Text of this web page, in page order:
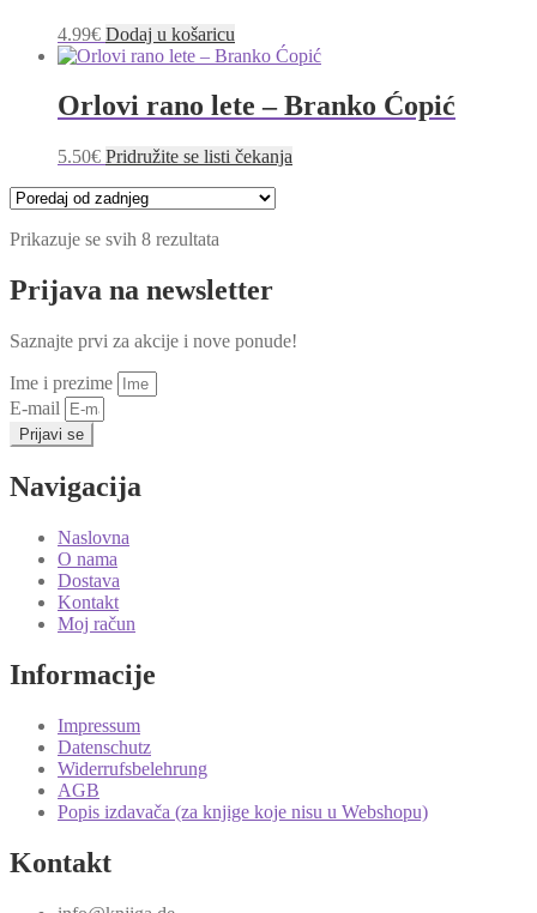
4.99€ Dodaj u košaricu
Orlovi rano lete – Branko Ćopić
5.50€ Pridružite se listi čekanja
Prikazuje se svih 8 rezultata
najnovijem
Prijava na newsletter
Saznajte prvi za akcije i nove ponude!
Ime i prezime
E-mail
Prijavi se
Navigacija
Naslovna
O nama
Dostava
Kontakt
Moj račun
Informacije
Impressum
Datenschutz
Widerrufsbelehrung
AGB
Popis izdavača (za knjige koje nisu u Webshopu)
Kontakt